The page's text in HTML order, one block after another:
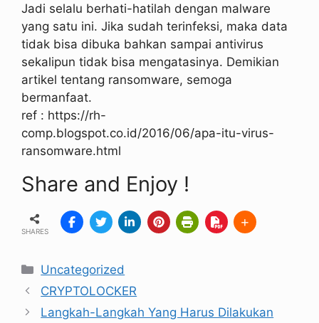
Jadi selalu berhati-hatilah dengan malware
yang satu ini. Jika sudah terinfeksi, maka data
tidak bisa dibuka bahkan sampai antivirus
sekalipun tidak bisa mengatasinya. Demikian
artikel tentang ransomware, semoga
bermanfaat.
ref : https://rh-
comp.blogspot.co.id/2016/06/apa-itu-virus-
ransomware.html
Share and Enjoy !
SHARES
Uncategorized
CRYPTOLOCKER
Langkah-Langkah Yang Harus Dilakukan